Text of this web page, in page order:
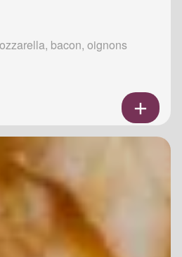
bacon, oignons